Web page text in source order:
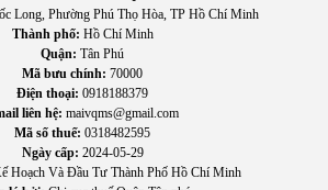
Long, Phường Phú Thọ Hòa, TP Hồ Chí Minh
Thành phố: Hồ Chí Minh
Quận: Tân Phú
Mã bưu chính: 70000
Điện thoại: 0918188379
liên hệ: maivqms@gmail.com
Mã số thuế: 0318482595
Ngày cấp: 2024-05-29
Hoạch Và Đầu Tư Thành Phố Hồ Chí Minh